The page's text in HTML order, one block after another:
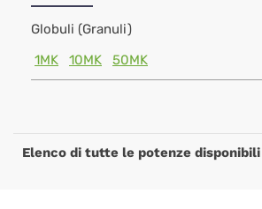
Globuli (Granuli)
1MK
10MK 50MK
Elenco di tutte le potenze disponibili